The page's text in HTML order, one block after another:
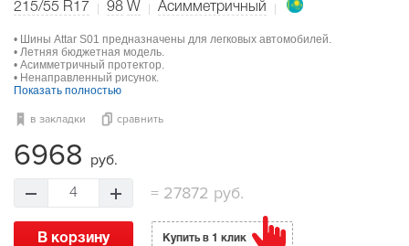
215/55 R17 98 W Асимметричный
• Шины Attar S01 предназначены для легковых автомобилей.
• Летняя бюджетная модель.
• Асимметричный протектор.
• Ненаправленный рисунок.
Показать полностью
в закладки сравнить
6968 руб.
4 =27872 руб.
В корзину Купить в 1 клик